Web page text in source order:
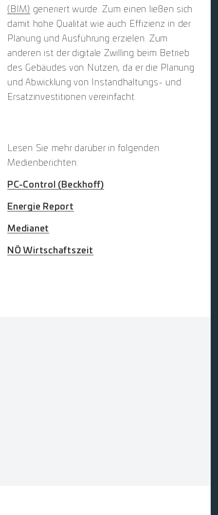
(BIM) generiert wurde. Zum einen ließen sich
damit hohe Qualität wie auch Effizienz in der
Planung und Ausführung erzielen. Zum
anderen ist der digitale Zwilling beim Betrieb
des Gebäudes von Nutzen, da er die Planung
und Abwicklung von Instandhaltungs- und
Ersatzinvestitionen vereinfacht.
Lesen Sie mehr darüber in folgenden
Medienberichten:
PC-Control (Beckhoff)
Energie Report
Medianet
NÖ Wirtschaftszeit